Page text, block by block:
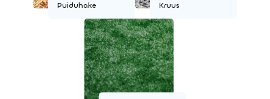
Puiduhake Kruus